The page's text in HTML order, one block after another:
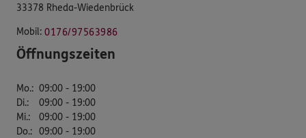
33378 Rheda-Wiedenbrück
Mobil: 0176/97563986
Öffnungszeiten
Mo.: 09:00 - 19:00
Di.:
09:00 - 19:00
Mi.:
09:00 - 19:00
Do.: 09:00 - 19:00